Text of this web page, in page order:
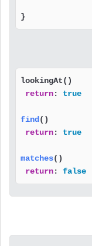
}
lookingAt()
return: true
find ()
return: true
matches()
return: false